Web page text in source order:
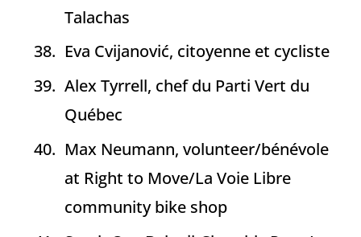
Talachas
Eva Cvijanović, citoyenne et cycliste
Alex Tyrrell, chef du Parti Vert du
Québec
Max Neumann, volunteer/bénévole
at Right to Move/La Voie Libre
community bike shop